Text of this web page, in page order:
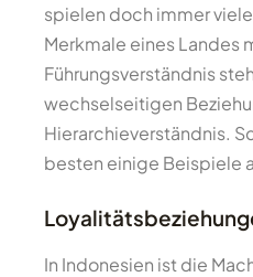
spielen doch immer
Merkmale eines Landes
Führungsverständnis
wechselseitigen
Hierarchieverständnis.
besten einige Beispiele
In Indonesien ist die